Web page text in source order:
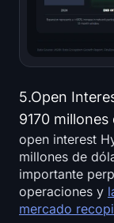
5.Open
9170
open interest
millones de
importante
operaciones y
mercado